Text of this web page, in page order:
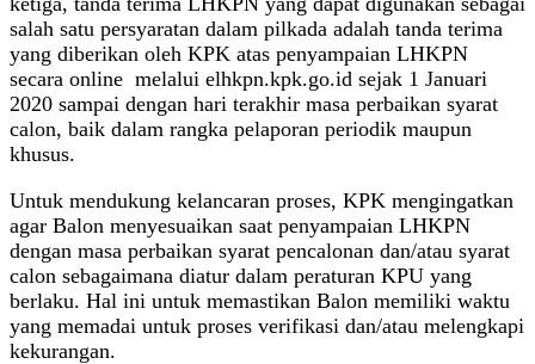
salah satu persyaratan dalam pilkada adalah tanda terima
yang diberikan oleh KPK atas penyampaian LHKPN
secara online melalui elhkpn.kpk.go.id sejak 1 Januari
2020 sampai dengan hari terakhir masa perbaikan syarat
calon, baik dalam rangka pelaporan periodik maupun
khusus.
Untuk mendukung kelancaran proses, KPK mengingatkan
agar Balon menyesuaikan saat penyampaian LHKPN
dengan masa perbaikan syarat pencalonan dan/atau syarat
calon sebagaimana diatur dalam peraturan KPU yang
berlaku. Hal ini untuk memastikan Balon memiliki waktu
yang memadai untuk proses verifikasi dan/atau melengkapi
kekurangan.